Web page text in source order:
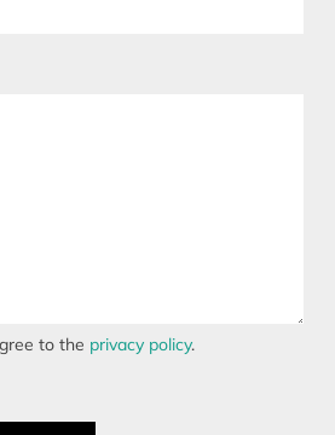
to the privacy policy.